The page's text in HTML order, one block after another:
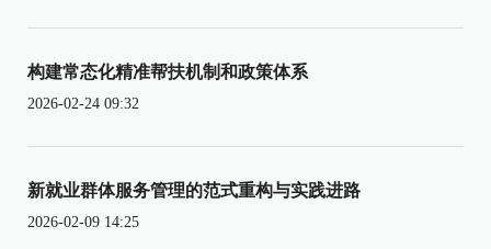
构建常态化精准帮扶机制和政策体系
2026-02-24 09:32
新就业群体服务管理的范式重构与实践进路
2026-02-09 14:25